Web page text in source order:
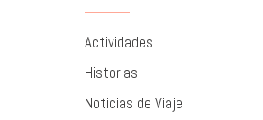
Actividades
Historias
Noticias de Viaje